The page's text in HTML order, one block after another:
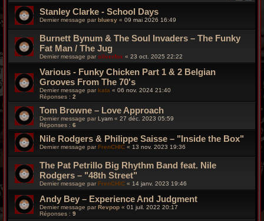
Stanley Clarke - School Days
Dernier message parbluesy « 09 mai 2026 16:49
Burnett Bynum & The Soul Invaders – The Funky
Fat Man / The Jug
Dernier message par silverfox « 23 oct. 2025 22:22
Various ‎- Funky Chicken Part 1 & 2 Belgian
Grooves From The 70's
Dernier message par kata « 06 nov. 2024 21:40
Réponses : 2
Tom Browne – Love Approach
Dernier message par Lyam « 27 déc. 2023 05:59
Réponses : 6
Nile Rodgers & Philippe Saisse – "Inside the Box"
Dernier message parFrenCHIC « 13 nov. 2023 19:36
The Pat Petrillo Big Rhythm Band feat. Nile
Rodgers – "48th Street"
Dernier message par FrenCHIC « 14 janv. 2023 19:46
Andy Bey – Experience And Judgment
Dernier message parRevpop « 01 juil. 2022 20:17
Réponses : 9